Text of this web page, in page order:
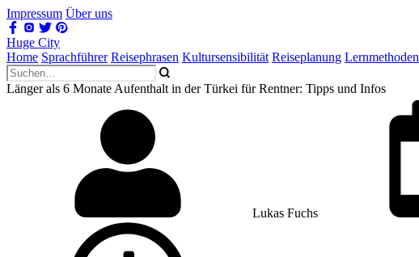
Impressum Über uns
Huge City
Home Sprachführer Reisephrasen Kultursensibilität Reiseplanung Lernmethoden
Länger als 6 Monate Aufenthalt in der Türkei für Rentner: Tipps und Infos
Lukas Fuchs